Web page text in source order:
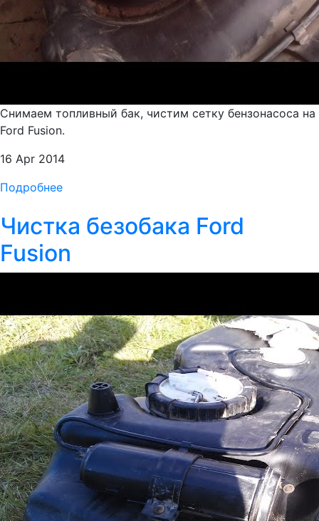
Снимаем топливный бак, чистим сетку бензонасоса на
Ford Fusion.
16 Apr 2014
Подробнее
Чистка безобака Ford
Fusion